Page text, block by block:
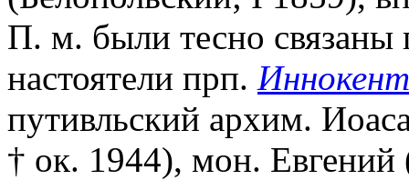
П. м. были тесно связаны
настоятели прп.
путивльский архим.
† ок. 1944), мон. Евгений